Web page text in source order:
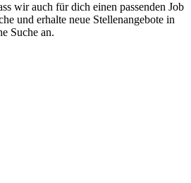
wir auch für dich einen passenden Job
und erhalte neue Stellenangebote in
Suche an.